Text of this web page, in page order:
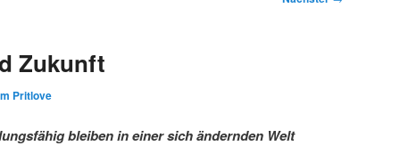
Zukunft
Pritlove
bleiben in einer sich ändernden Welt